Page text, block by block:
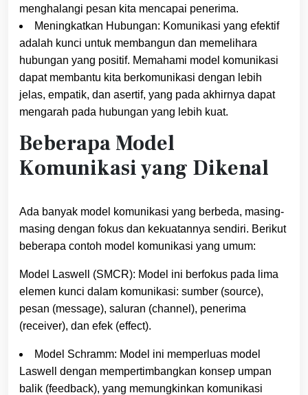
menghalangi pesan kita mencapai penerima.
Meningkatkan Hubungan: Komunikasi yang efektif
adalah kunci untuk membangun dan memelihara
hubungan yang positif. Memahami model komunikasi
dapat membantu kita berkomunikasi dengan lebih
jelas, empatik, dan asertif, yang pada akhirnya dapat
mengarah pada hubungan yang lebih kuat.
Beberapa Model
Komunikasi yang Dikenal
Ada banyak model komunikasi yang berbeda, masing-
masing dengan fokus dan kekuatannya sendiri. Berikut
beberapa contoh model komunikasi yang umum:
Model Laswell (SMCR): Model ini berfokus pada lima
elemen kunci dalam komunikasi: sumber (source),
pesan (message), saluran (channel), penerima
(receiver), dan efek (effect).
Model Schramm: Model ini memperluas model
Laswell dengan mempertimbangkan konsep umpan
balik (feedback), yang memungkinkan komunikasi